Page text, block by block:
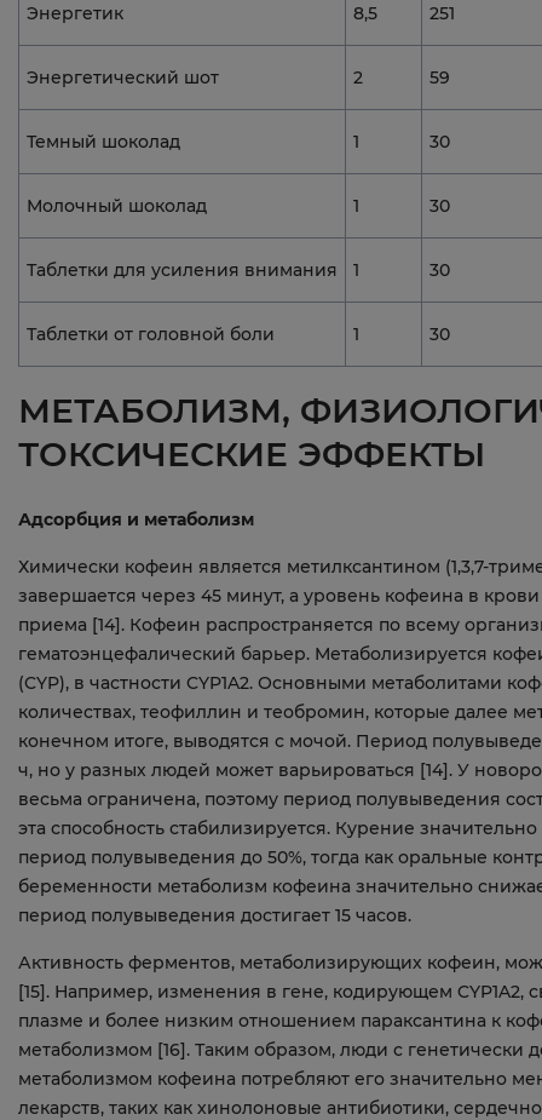
Энергетик 8,5 251
Энергетический шот 2 59
Темный шоколад 1 30
Молочный шоколад 1 30
Таблетки для усиления внимания 1 30
Таблетки от головной боли 1 30
МЕТАБОЛИЗМ,
ТОКСИЧЕСКИЕ ЭФФЕКТЫ
Адсорбция и метаболизм
Химически кофеин является метилксантином (1,3,7-
завершается через 45 минут, а уровень кофеина в
приема [14]. Кофеин распространяется по всему
гематоэнцефалический барьер. Метаболизируется
(CYP), в частности CYP1A2. Основными метаболитами
количествах, теофиллин и теобромин, которые далее
конечном итоге, выводятся с мочой. Период
ч, но у разных людей может варьироваться [14]. У
весьма ограничена, поэтому период полувыведения
эта способность стабилизируется. Курение
период полувыведения до 50%, тогда как оральные
беременности метаболизм кофеина значительно
период полувыведения достигает 15 часов.
Активность ферментов, метаболизирующих кофеин,
[15]. Например, изменения в гене, кодирующем
плазме и более низким отношением параксантина к
метаболизмом [16]. Таким образом, люди с
метаболизмом кофеина потребляют его значительно
лекарств, таких как хинолоновые антибиотики,